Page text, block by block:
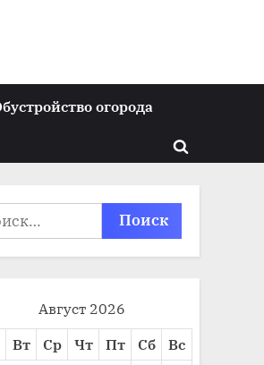
огорода
Toggle
form
Август 2026
Вт Ср Чт Пт Сб
Вс